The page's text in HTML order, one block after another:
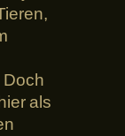
Doch
als